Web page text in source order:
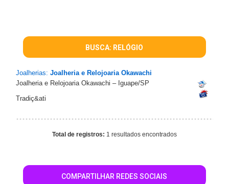
BUSCA: RELÓGIO
Joalherias: Joalheria e Relojoaria Okawachi
Joalheria e Relojoaria Okawachi – Iguape/SP
Tradiç&ati
Total de registros: 1 resultados encontrados
COMPARTILHAR REDES SOCIAIS